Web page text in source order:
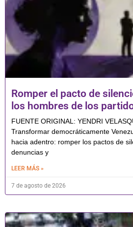
Romper el pacto de
los hombres de los
FUENTE ORIGINAL: YENDRI
Transformar democráticamente
hacia adentro: romper los pactos de
denuncias y
LEER MÁS »
7 de agosto de 2026